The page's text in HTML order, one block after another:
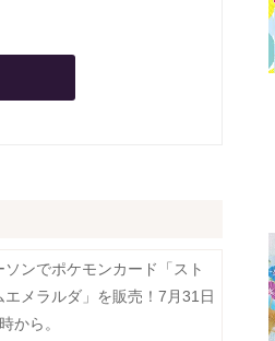
ソンでポケモンカード「スト
エメラルダ」を販売！7月31日
から。